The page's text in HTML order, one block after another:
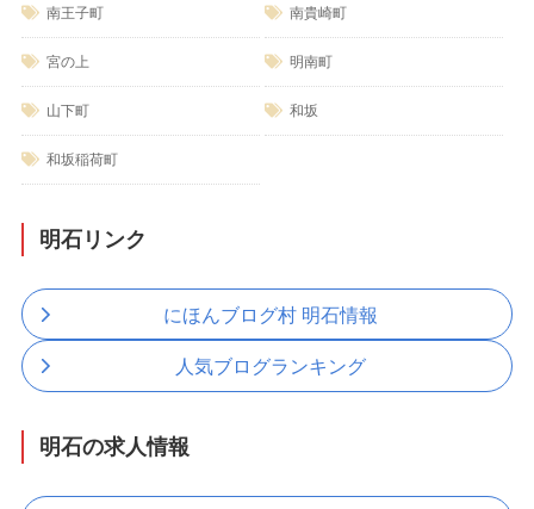
南王子町 南貴崎町
宮の上 明南町
山下町 和坂
和坂稲荷町
明石リンク
にほんブログ村 明石情報
人気ブログランキング
明石の求人情報